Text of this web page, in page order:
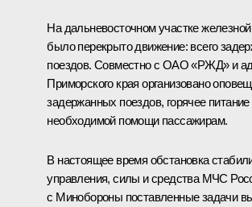
На дальневосточном участке
было перекрыто движение: всего
поездов. Совместно с ОАО «РЖД» и
Приморского края организовано
задержанных поездов, горячее питание
необходимой помощи пассажирам.
В настоящее время обстановка
управления, силы и средства МЧС
с Минобороны поставленные задачи